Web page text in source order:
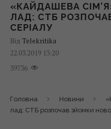
«КАЙДАШЕВА
ЛАД: СТБ
СЕРІАЛУ
Від Telekritika
22.03.2019 13:20
39736
Головна Новини
лад: СТБ розпочав зйомки